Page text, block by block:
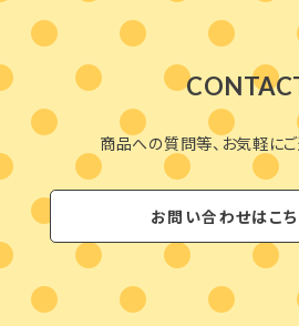
商品への質問等、お気軽にご
お問い合わせはこ